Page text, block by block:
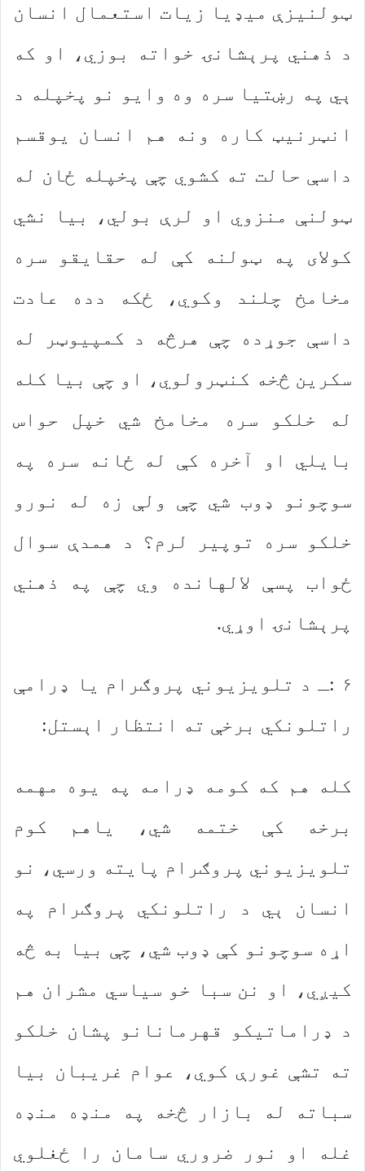
ټولنیزې میډیا زیات استعمال انسان
د ذهني پرېشانۍ خواته بوزي، او که
ېي په رښتیا سره وه وایو نو پخپله د
انټرنیټ کاره ونه هم انسان یوقسم
داسې حالت ته کشوي چې پخپله ځان له
ټولنې منزوي او لرې بولي، بیا نشي
کولای په ټولنه کې له حقایقو سره
مخامخ چلند وکوي، ځکه دده عادت
داسې جوړده چې هرڅه د کمپیوټر له
سکرین څخه کنټرولوي، او چې بیا کله
له خلکو سره مخامخ شي خپل حواس
بایلي او آخره کې له ځانه سره په
سوچونو ډوب شي چې ولې زه له نورو
خلکو سره توپیر لرم؟ د همدې سوال
ځواب پسې لالهانده وي چې په ذهني
پرېشانۍ اوړي.
۶ :ـ د تلویزیوني پروګرام یا ډرامې
راتلونکي برخې ته انتظار اېستل:
کله هم که کومه ډرامه په یوه مهمه
برخه کې ختمه شي، یاهم کوم
تلویزیوني پروګرام پایته ورسي، نو
انسان ېي د راتلونکي پروګرام په
اړه سوچونو کې ډوب شي، چې بیا به څه
کیږي، او نن سبا خو سیاسي مشران هم
د ډراماتیکو قهرمانانو پشان خلکو
ته تشې غورې کوي، عوام غریبان بیا
سباته له بازار څخه په منډه منډه
غله او نور ضروري سامان را ځغلوي